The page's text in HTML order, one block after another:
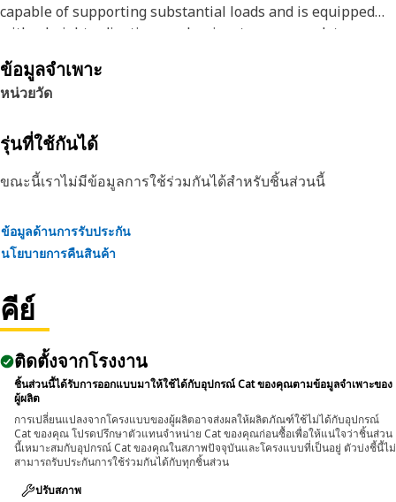
capable of supporting substantial loads and is equipped
with a height-adjusting mechanism to accommodate
Attributes:
• Provides even weight distribution.
• Provided with a smooth height adjustment mechanism.
The Support Jack Stand is positioned under specific points
of the equipment to securely support the lifted equipment,
ข้อมูลจำเพาะ
หน่วยวัด
รุ่นที่ใช้กันได้
ขณะนี้เราไม่มีข้อมูลการใช้ร่วมกันได้สำหรับชิ้นส่วนนี้
ข้อมูลด้านการรับประกัน
นโยบายการคืนสินค้า
คีย์
ติดตั้งจากโรงงาน
ชิ้นส่วนนี้ได้รับการออกแบบมาให้ใช้ได้กับอุปกรณ์ Cat ของคุณตามข้อมูลจำเพาะของ
ผู้ผลิต
การเปลี่ยนแปลงจากโครงแบบของผู้ผลิตอาจส่งผลให้ผลิตภัณฑ์ใช้ไม่ได้กับอุปกรณ์
Cat ของคุณ โปรดปรึกษาตัวแทนจำหน่าย Cat ของคุณก่อนซื้อเพื่อให้แน่ใจว่าชิ้นส่วน
นี้เหมาะสมกับอุปกรณ์ Cat ของคุณในสภาพปัจจุบันและโครงแบบที่เป็นอยู่ ตัวบ่งชี้นี้ไม่
สามารถรับประกันการใช้ร่วมกันได้กับทุกชิ้นส่วน
ปรับสภาพ